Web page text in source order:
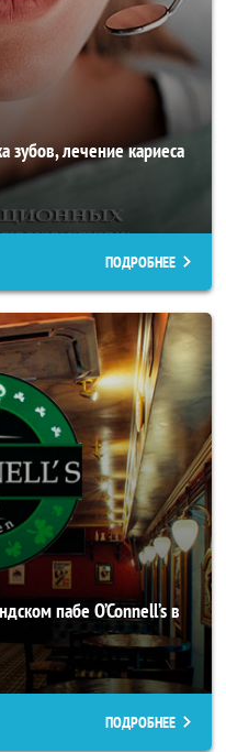
зубов, лечение кариеса
ПОДРОБНЕЕ
пабе O’Connell’s в
ПОДРОБНЕЕ